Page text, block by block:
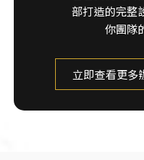
部打造的完整
你團隊
立即查看更多